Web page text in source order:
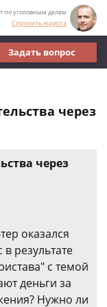
по уголовным делам
Спросить юриста
Задать вопрос
через
через
оказался
результате
с темой
деньги за
Нужно ли